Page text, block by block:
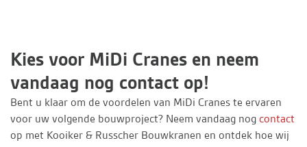
Kies voor MiDi Cranes en neem
vandaag nog contact op!
Bent u klaar om de voordelen van MiDi Cranes te ervaren
voor uw volgende bouwproject? Neem vandaag nog contact
op met Kooiker & Russcher Bouwkranen en ontdek hoe wij